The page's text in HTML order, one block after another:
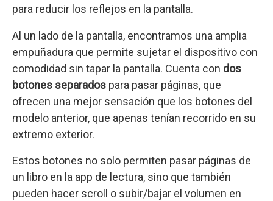
para reducir los reflejos en la pantalla.
Al un lado de la pantalla, encontramos una amplia
empuñadura que permite sujetar el dispositivo con
comodidad sin tapar la pantalla. Cuenta con dos
botones separados para pasar páginas, que
ofrecen una mejor sensación que los botones del
modelo anterior, que apenas tenían recorrido en su
extremo exterior.
Estos botones no solo permiten pasar páginas de
un libro en la app de lectura, sino que también
pueden hacer scroll o subir/bajar el volumen en